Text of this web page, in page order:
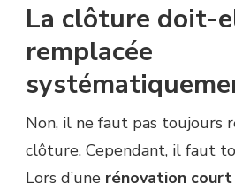
La clôture doit-
remplacée
Non, il ne faut pas toujours
clôture. Cependant, il faut
Lors d’une rénovation